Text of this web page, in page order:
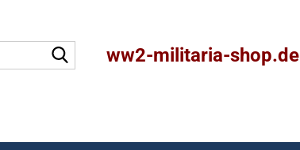
ww2-militaria-shop.de